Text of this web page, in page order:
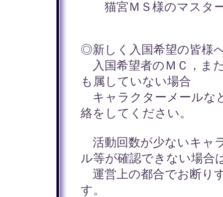
猫宮ＭＳ様のマスタ
◎新しく入国希望の皆様
入国希望者のＭＣ，ま
も属していない場合
キャラクターメールな
絡をしてください。
活動回数が少ないキャ
ル等が確認できない場合
運営上の都合でお断り
す。